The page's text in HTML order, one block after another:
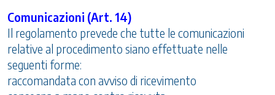
Comunicazioni (Art. 14)
Il regolamento prevede che tutte le comunicazioni
relative al procedimento siano effettuate nelle
seguenti forme:
raccomandata con avviso di ricevimento